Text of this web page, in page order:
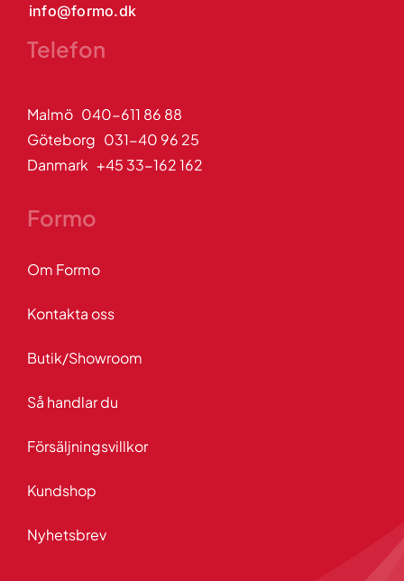
info@formo.dk
Telefon
Malmö 040-611 86 88
Göteborg 031-40 96 25
Danmark +45 33-162 162
Formo
Om Formo
Kontakta oss
Butik/Showroom
Så handlar du
Försäljningsvillkor
Kundshop
Nyhetsbrev